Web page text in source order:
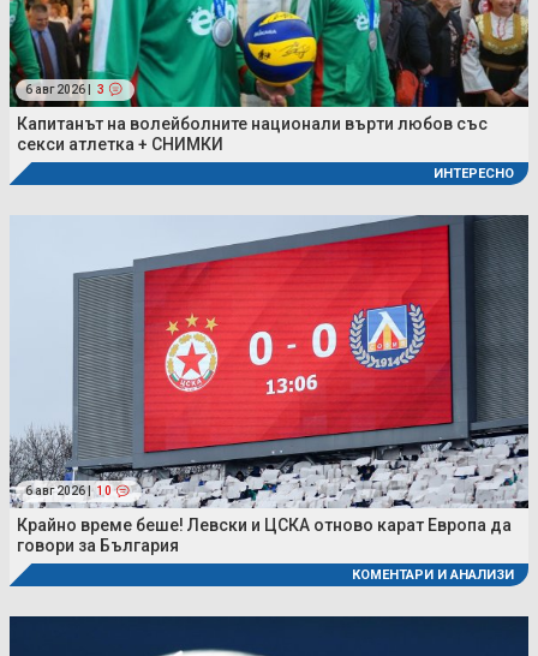
6 авг 2026 | 3
Капитанът на волейболните национали върти любов със
секси атлетка + СНИМКИ
ИНТЕРЕСНО
6 авг 2026 | 10
Крайно време беше! Левски и ЦСКА отново карат Европа да
говори за България
КОМЕНТАРИ И АНАЛИЗИ